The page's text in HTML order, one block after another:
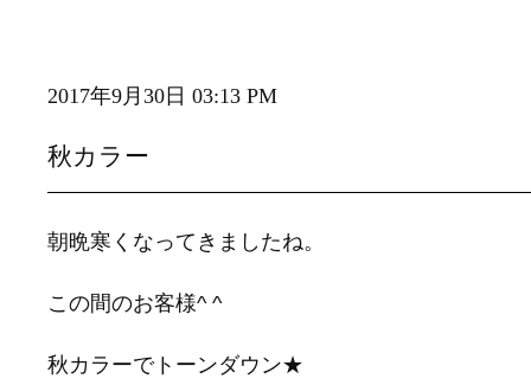
2017年9月30日 03:13 PM
秋カラー
朝晩寒くなってきましたね。
この間のお客様^ ^
秋カラーでトーンダウン★